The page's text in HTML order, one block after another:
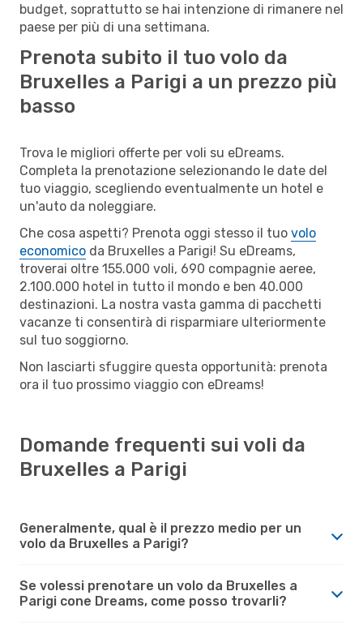
budget, soprattutto se hai intenzione di rimanere nel
paese per più di una settimana.
Prenota subito il tuo volo da
Bruxelles a Parigi a un prezzo più
basso
Trova le migliori offerte per voli su eDreams.
Completa la prenotazione selezionando le date del
tuo viaggio, scegliendo eventualmente un hotel e
un'auto da noleggiare.
Che cosa aspetti? Prenota oggi stesso il tuo volo
economico da Bruxelles a Parigi! Su eDreams,
troverai oltre 155.000 voli, 690 compagnie aeree,
2.100.000 hotel in tutto il mondo e ben 40.000
destinazioni. La nostra vasta gamma di pacchetti
vacanze ti consentirà di risparmiare ulteriormente
sul tuo soggiorno.
Non lasciarti sfuggire questa opportunità: prenota
ora il tuo prossimo viaggio con eDreams!
Domande frequenti sui voli da
Bruxelles a Parigi
Generalmente, qual è il prezzo medio per un
volo da Bruxelles a Parigi?
Se volessi prenotare un volo da Bruxelles a
Parigi cone Dreams, come posso trovarli?